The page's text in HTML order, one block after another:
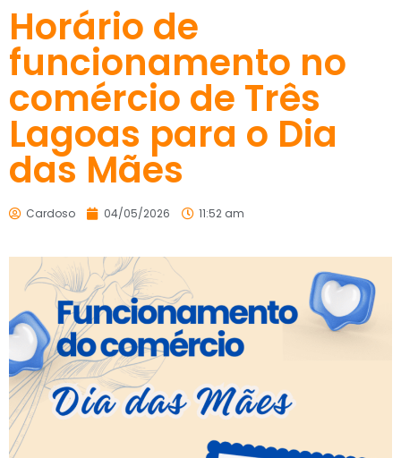
Horário de
funcionamento no
comércio de Três
Lagoas para o Dia
das Mães
Cardoso 04/05/2026 11:52 am